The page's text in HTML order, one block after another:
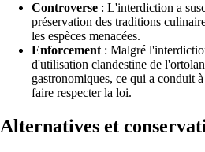
Controverse : L'interdiction a
préservation des traditions
les espèces menacées.
Enforcement: Malgré
d'utilisation clandestine de
gastronomiques, ce qui a conduit
faire respecter la loi.
Alternatives et